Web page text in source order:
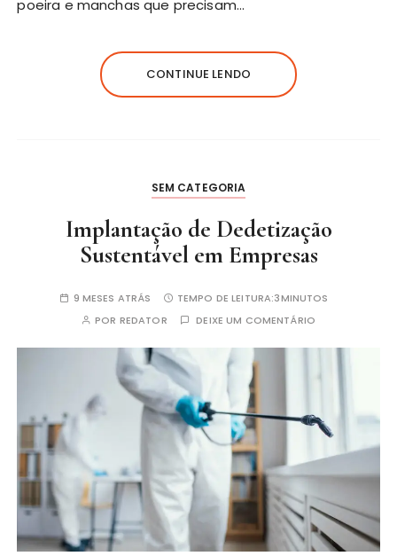
poeira e manchas que precisam…
CONTINUE LENDO
SEM CATEGORIA
Implantação de Dedetização
Sustentável em Empresas
9 MESES ATRÁS TEMPO DE LEITURA:3MINUTOS
POR REDATOR DEIXE UM COMENTÁRIO